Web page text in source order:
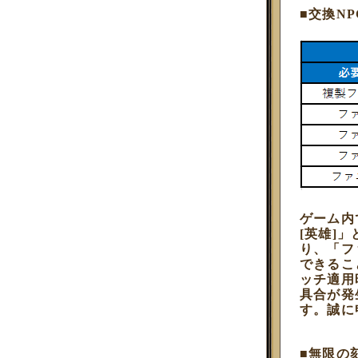
■交換
ゲーム
[英雄]」
り、「
できる
ッチ適
具合が
す。誠
■無限の